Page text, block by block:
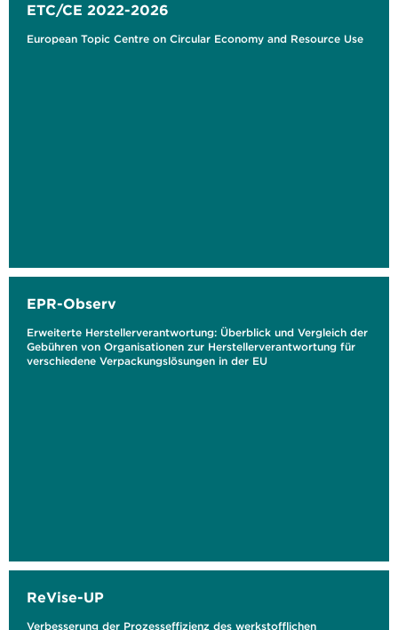
ETC/CE 2022-2026
European Topic Centre on Circular Economy and Resource Use
EPR-Observ
Erweiterte Herstellerverantwortung: Überblick und Vergleich der
Gebühren von Organisationen zur Herstellerverantwortung für
verschiedene Verpackungslösungen in der EU
ReVise-UP
Verbesserung der Prozesseffizienz des werkstofflichen